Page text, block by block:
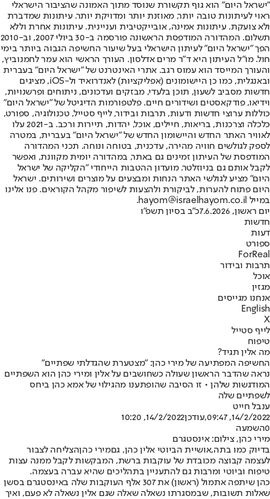
"ישראל היום" הוא גוף תקשורת שנוסד מתוך האמונה שהציבור הישראלי
ראוי לעיתונות טובה יותר, מאוזנת יותר ומדויקת יותר. עיתונות שמדברת
ולא צועקת. עיתונות אמינה, אובייקטיבית ועניינית. עיתונות אחרת וללא
תשלום. המהדורה המודפסת הראשונה פורסמה ב-30 ביולי 2007, וב-2010
הפך "ישראל היום" לעיתון הישראלי בעל שיעור החשיפה הגבוה ביותר בימי
חול. מו"ל העיתון היא ד"ר מרים אדלסון. העורך הראשי הוא עמר לחמנוביץ,
והעורך המייסד הוא עמוס רגב. אתרי האינטרנט של "ישראל היום" בעברית
ובאנגלית, כמו כן היישומונים (אפליקציות) לאנדרואיד ול-iOS, מציגים
חדשות מסביב לשעון, תוכן בלעדי, מבזקים ועדכונים, ניתוחים ופרשנויות,
וידיאו, פודקאסטים ושידורים חיים. פלטפורמות הדיגיטל של "ישראל היום"
כוללות ערוצי חדשות ודעות, תרבות ובידור, לייף סטייל, טכנולוגיה, ספורט,
כלכלה וצרכנות, בריאות, חיילים, אוכל, יהדות, תיירות ורכב. ב-2021 עלו
לאוויר האתר החדש והיישומון החדש של "ישראל היום" בעברית, במטרה
לספק לגולשים חוויה מהירה, עדכנית, בטוחה ונוחה. תכני המהדורה
המודפסת של העיתון זמינים גם באתר, במהדורה יומית מקוונת, ואפשר
לקבל אותם גם בניוזלטר. מועדון ההטבות הייחודי "הקליקה של ישראל
היום" מציע לגולשי האתר הנחות ומבצעים על מוצרים ושירותים. ישראל
היום פתוח להערות, לביקורת ולהצעות לשיפור מקהל הקוראים. פנו אלינו
במייל hayom@israelhayom.co.il.
יום ראשון, 7.6.2026
כ"ב בסיון תשפ"ו
חדשות
דעות
ספורט
ForReal
תרבות ובידור
אוכל
מגזין
אנחנו מגייסים
English
X
לייף סטייל
טיפוח
מה אלין תגיד?
החשיפה המפתיעה של מירי כהן: "מצטערת שהגדלתי שפתיים"
נראה שהדבר הראשון שעולה כשחושבים על אלין ומירי כהן הוא השפתיים
המודגשות שלהן • זו הסיבה שהופתענו מהגילוי של אמא כהן ביחס
לשפתיים שלה
ענבל חייט
14/2/2022, 09:47
,עודכן14/2/2022, 10:20
0השמעה
מירי כהן, צילום: אינסטגרם
בדיוק כמו בתה,אושיית הביוטי אלין כהן, גםמירי כהןהצליחה לצבור
לעצמה קבוצה מכובדת של עוקבות ברשת, המבקשות לקבל ממנה עצות
טיפוח וביוטי ומרבות גם להתעניין בתהליכים שהיא עברה בעצמה.
כהן שיתפה אתמול (ראשון) את 307 אלף העוקבות שלה באינסטגרם בסשן
שאלות תשובות, שבמסגרתו נשאלה שאלה שגם אלין נשאלה לא פעם, ואיך